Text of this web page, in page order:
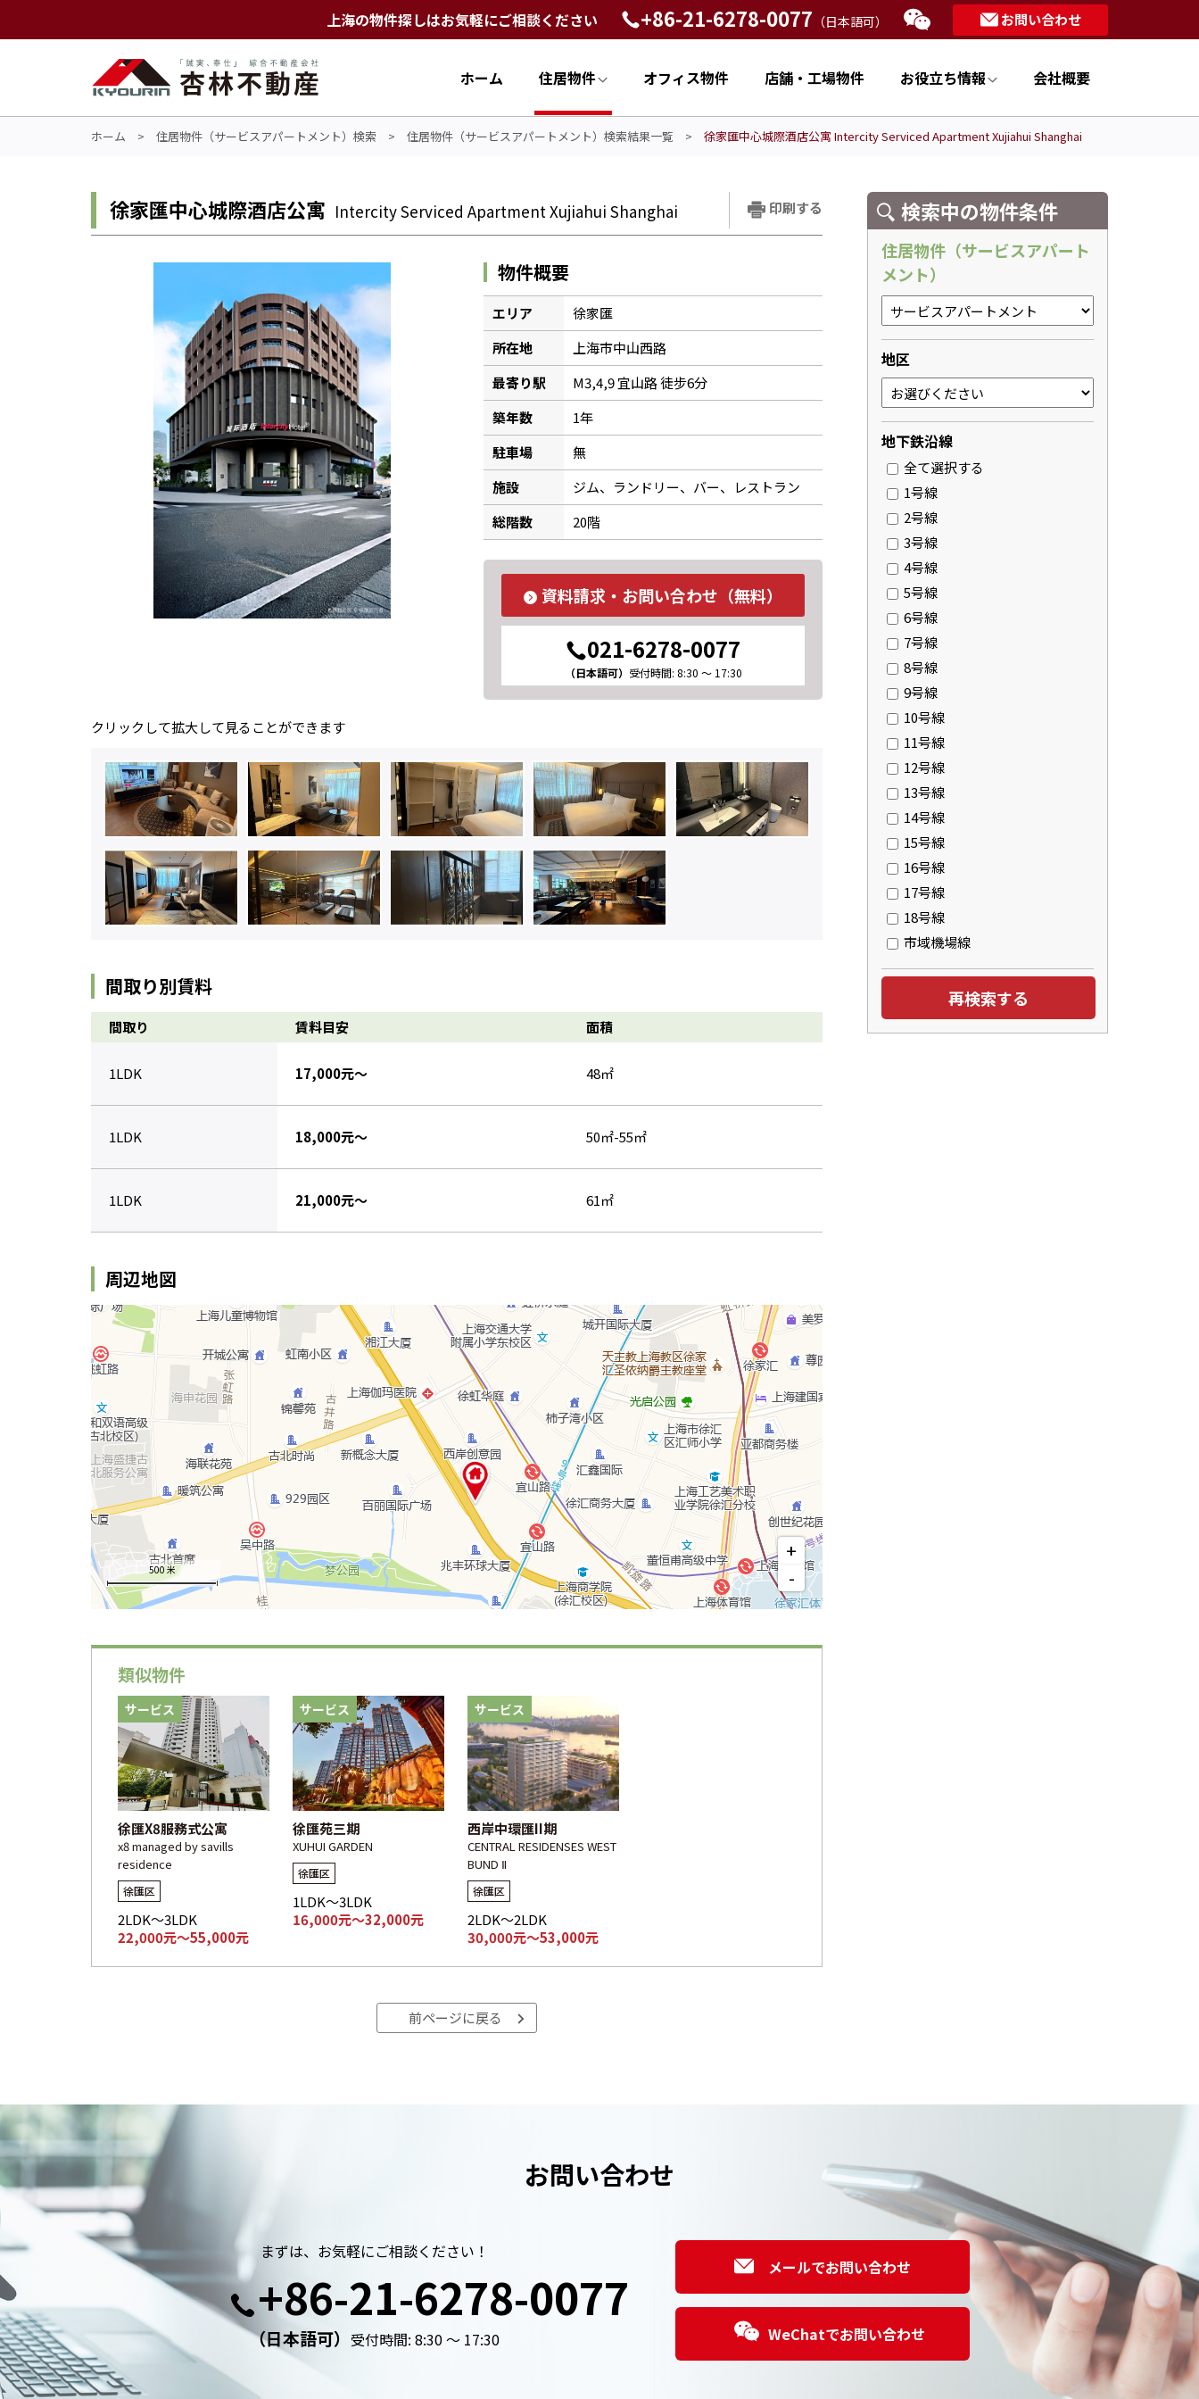
上海の物件探しはお気軽にご相談ください +86-21-6278-0077 （日本語可） お問い合わせ
ホーム 住居物件 オフィス物件 店舗・工場物件 お役立ち情報 会社概要
ホーム > 住居物件（サービスアパートメント）検索 > 住居物件（サービスアパートメント）検索結果一覧 > 徐家匯中心城際酒店公寓 Intercity Serviced Apartment Xujiahui Shanghai
徐家匯中心城際酒店公寓 Intercity Serviced Apartment Xujiahui Shanghai 印刷する
物件概要
エリア
徐家匯
所在地
上海市中山西路
最寄り駅
M3,4,9 宜山路 徒步6分
築年数
1年
駐車場
無
施設
ジム、ランドリー、バー、レストラン
総階数
20階
資料請求・お問い合わせ（無料）
021-6278-0077
（日本語可） 受付時間: 8:30 ～ 17:30
クリックして拡大して見ることができます
間取り別賃料
間取り 賃料目安 面積
1LDK 17,000元～ 48㎡
1LDK 18,000元～ 50㎡-55㎡
1LDK 21,000元～ 61㎡
周辺地図
500 米
+
-
類似物件
サービス
徐匯X8服務式公寓
x8 managed by savills
residence
徐匯区
2LDK～3LDK
22,000元～55,000元
サービス
徐匯苑三期
XUHUI GARDEN
徐匯区
1LDK～3LDK
16,000元～32,000元
サービス
西岸中環匯II期
CENTRAL RESIDENSES WEST
BUND Ⅱ
徐匯区
2LDK～2LDK
30,000元～53,000元
前ページに戻る
検索中の物件条件
住居物件（サービスアパート
メント）
地区
地下鉄沿線
全て選択する
1号線
2号線
3号線
4号線
5号線
6号線
7号線
8号線
9号線
10号線
11号線
12号線
13号線
14号線
15号線
16号線
17号線
18号線
市域機場線
お問い合わせ
まずは、お気軽にご相談ください！
+86-21-6278-0077
（日本語可） 受付時間: 8:30 ～ 17:30
メールでお問い合わせ
WeChatでお問い合わせ